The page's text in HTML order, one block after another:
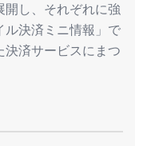
開し、それぞれに強
ル決済ミニ情報」で
決済サービスにまつ